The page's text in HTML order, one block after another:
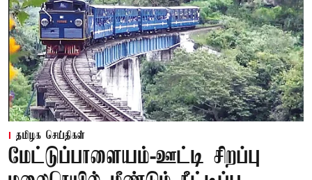
தமிழக செய்திகள்
மேட்டுப்பாளையம்-ஊட்டி சிறப்பு